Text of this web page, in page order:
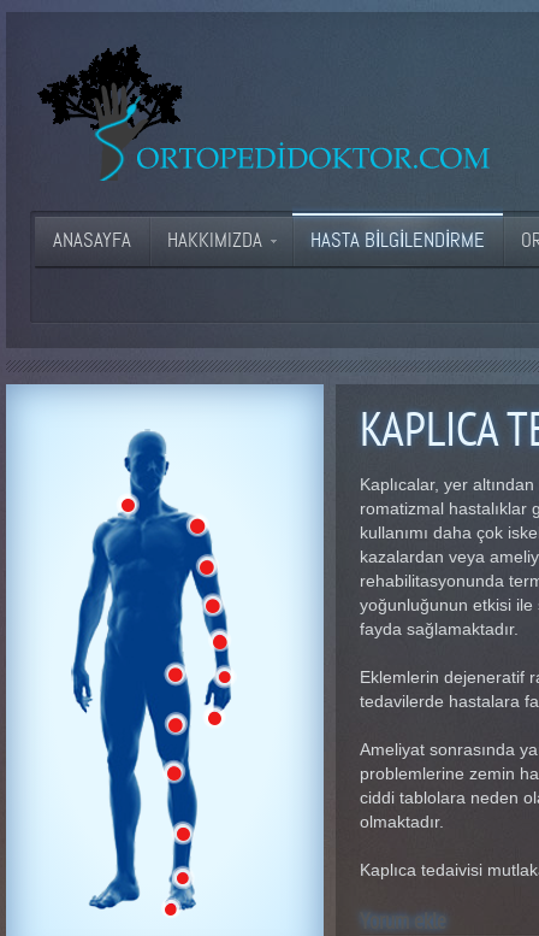
ANASAYFA HAKKIMIZDA HASTA BILGILENDIRME
KAPLICA
Kaplıcalar, yer
romatizmal hastalıklar
kullanımı daha çok
kazalardan veya
rehabilitasyonunda
yoğunluğunun etkisi ile
fayda sağlamaktadır.
Eklemlerin dejeneratif
tedavilerde hastalara
Ameliyat sonrasında
problemlerine zemin
ciddi tablolara neden
olmaktadır.
Kaplıca tedaivisi
Yorum ekle